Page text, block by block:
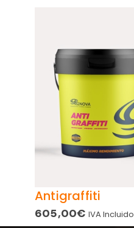
Antigraffiti
605,00€ IVA Incluido